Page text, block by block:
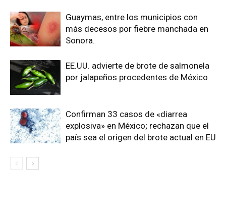
Guaymas, entre los municipios con
más decesos por fiebre manchada en
Sonora.
EE.UU. advierte de brote de salmonela
por jalapeños procedentes de México
Confirman 33 casos de «diarrea
explosiva» en México; rechazan que el
país sea el origen del brote actual en EU